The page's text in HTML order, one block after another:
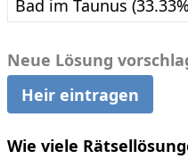
Bad im Taunus
Neue Lösung
Heir eintragen
Wie viele